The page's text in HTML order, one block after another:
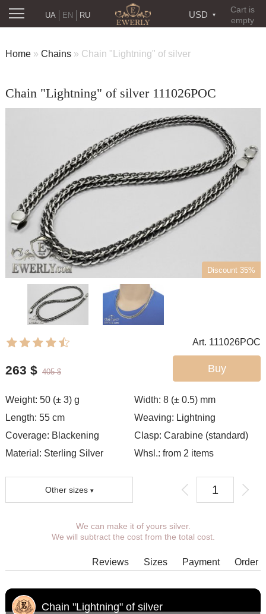
Cart is
empty
USD
RU
UA EN
Home » Chains » Chain "Lightning" of silver
Chain "Lightning" of silver 111026POC
Discount 35%
Art. 111026POC
Buy
263 $ 405 $
Weight: 50 (± 3) g Width:8 (± 0.5) mm
Length: 55 cm Weaving: Lightning
Coverage: Blackening Clasp:Carabine (standard)
Material: Sterling Silver
Whsl.: from 2 items
Other sizes
You can choose coverage, weight,
length, width, clasp.
width, length and weight cannot be
We can make it of yours silver.
We will subtract the cost from the total cost.
Reviews Order
Payment
Sizes
Chain "Lightning" of silver